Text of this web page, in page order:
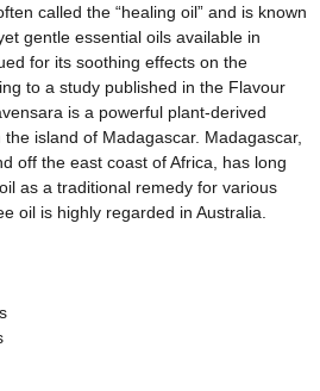
called the “healing oil” and is known
gentle essential oils available in
for its soothing effects on the
to a study published in the Flavour
is a powerful plant-derived
island of Madagascar. Madagascar,
off the east coast of Africa, has long
as a traditional remedy for various
oil is highly regarded in Australia.